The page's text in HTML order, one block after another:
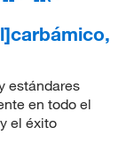
estándares
en todo el
el éxito